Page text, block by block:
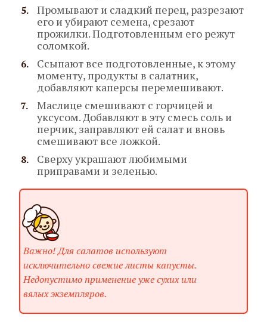
Промывают и сладкий перец, разрезают
его и убирают семена, срезают
прожилки. Подготовленным его режут
соломкой.
Ссыпают все подготовленные, к этому
моменту, продукты в салатник,
добавляют каперсы перемешивают.
Маслице смешивают с горчицей и
уксусом. Добавляют в эту смесь соль и
перчик, заправляют ей салат и вновь
смешивают все ложкой.
Сверху украшают любимыми
приправами и зеленью.
Важно! Для салатов используют
исключительно свежие листы капусты.
Недопустимо применение уже сухих или
вялых экземпляров.